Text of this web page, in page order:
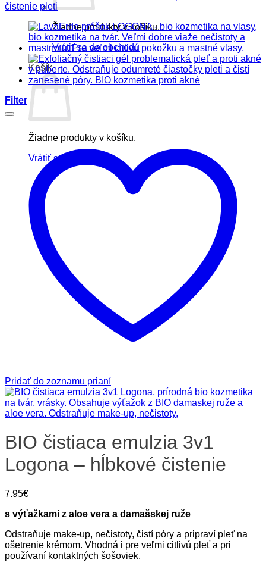
Žiadne produkty v košíku.
Vrátiť sa do obchodu
Košík
Žiadne produkty v košíku.
Vrátiť sa do obchodu
čistenie pleti
Filter
Pridať do zoznamu prianí
BIO čistiaca emulzia 3v1
Logona – hĺbkové čistenie
7.95€
s výťažkami z aloe vera a damašskej ruže
Odstraňuje make-up, nečistoty, čistí póry a pripraví pleť na
ošetrenie krémom. Vhodná i pre veľmi citlivú pleť a pri
používaní kontaktných šošoviek.